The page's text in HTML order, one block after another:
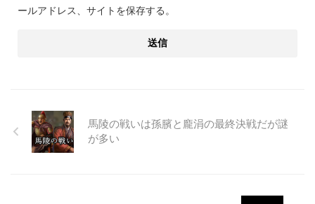
ールアドレス、サイトを保存する。
馬陵の戦いは孫臏と龐涓の最終決戦だが謎
が多い